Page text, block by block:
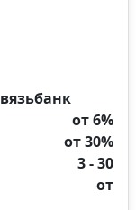
от 6%
от 30%
3 - 30
от